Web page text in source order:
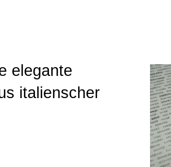
5,5 cm
anzeigen
gehen
elegante
italienscher